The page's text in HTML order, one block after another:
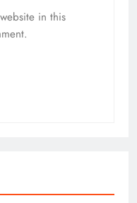
in this